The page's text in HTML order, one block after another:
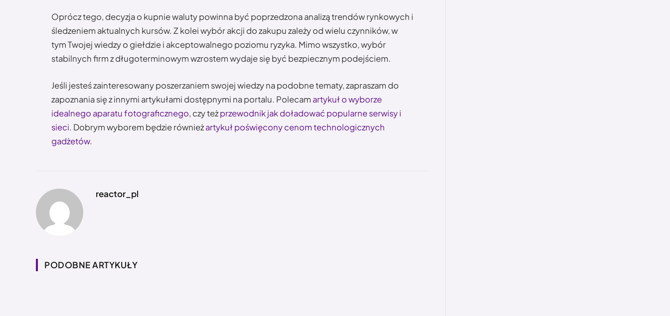
Oprócz tego, decyzja o kupnie waluty powinna być poprzedzona analizą trendów rynkowych i
śledzeniem aktualnych kursów. Z kolei wybór akcji do zakupu zależy od wielu czynników, w
tym Twojej wiedzy o giełdzie i akceptowalnego poziomu ryzyka. Mimo wszystko, wybór
stabilnych firm z długoterminowym wzrostem wydaje się być bezpiecznym podejściem.
Jeśli jesteś zainteresowany poszerzaniem swojej wiedzy na podobne tematy, zapraszam do
zapoznania się z innymi artykułami dostępnymi na portalu. Polecam artykuł o wyborze
idealnego aparatu fotograficznego, czy teżprzewodnik jak doładować popularne serwisy i
sieci. Dobrym wyborem będzie równieżartykuł poświęcony cenom technologicznych
gadżetów.
reactor_pl
PODOBNE ARTYKUŁY